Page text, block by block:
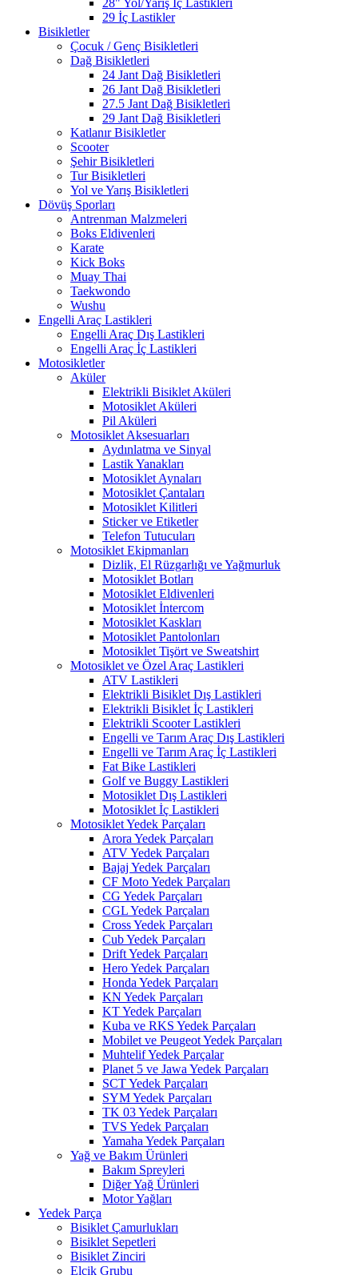
28" Yol/Yarış İç Lastikleri
29 İç Lastikler
Bisikletler
Çocuk / Genç Bisikletleri
Dağ Bisikletleri
24 Jant Dağ Bisikletleri
26 Jant Dağ Bisikletleri
27.5 Jant Dağ Bisikletleri
29 Jant Dağ Bisikletleri
Katlanır Bisikletler
Scooter
Şehir Bisikletleri
Tur Bisikletleri
Yol ve Yarış Bisikletleri
Dövüş Sporları
Antrenman Malzmeleri
Boks Eldivenleri
Karate
Kick Boks
Muay Thai
Taekwondo
Wushu
Engelli Araç Lastikleri
Engelli Araç Dış Lastikleri
Engelli Araç İç Lastikleri
Motosikletler
Aküler
Elektrikli Bisiklet Aküleri
Motosiklet Aküleri
Pil Aküleri
Motosiklet Aksesuarları
Aydınlatma ve Sinyal
Lastik Yanakları
Motosiklet Aynaları
Motosiklet Çantaları
Motosiklet Kilitleri
Sticker ve Etiketler
Telefon Tutucuları
Motosiklet Ekipmanları
Dizlik, El Rüzgarlığı ve Yağmurluk
Motosiklet Botları
Motosiklet Eldivenleri
Motosiklet İntercom
Motosiklet Kaskları
Motosiklet Pantolonları
Motosiklet Tişört ve Sweatshirt
Motosiklet ve Özel Araç Lastikleri
ATV Lastikleri
Elektrikli Bisiklet Dış Lastikleri
Elektrikli Bisiklet İç Lastikleri
Elektrikli Scooter Lastikleri
Engelli ve Tarım Araç Dış Lastikleri
Engelli ve Tarım Araç İç Lastikleri
Fat Bike Lastikleri
Golf ve Buggy Lastikleri
Motosiklet Dış Lastikleri
Motosiklet İç Lastikleri
Motosiklet Yedek Parçaları
Arora Yedek Parçaları
ATV Yedek Parçaları
Bajaj Yedek Parçaları
CF Moto Yedek Parçaları
CG Yedek Parçaları
CGL Yedek Parçaları
Cross Yedek Parçaları
Cub Yedek Parçaları
Drift Yedek Parçaları
Hero Yedek Parçaları
Honda Yedek Parçaları
KN Yedek Parçaları
KT Yedek Parçaları
Kuba ve RKS Yedek Parçaları
Mobilet ve Peugeot Yedek Parçaları
Muhtelif Yedek Parçalar
Planet 5 ve Jawa Yedek Parçaları
SCT Yedek Parçaları
SYM Yedek Parçaları
TK 03 Yedek Parçaları
TVS Yedek Parçaları
Yamaha Yedek Parçaları
Yağ ve Bakım Ürünleri
Bakım Spreyleri
Diğer Yağ Ürünleri
Motor Yağları
Yedek Parça
Bisiklet Çamurlukları
Bisiklet Sepetleri
Bisiklet Zinciri
Elcik Grubu